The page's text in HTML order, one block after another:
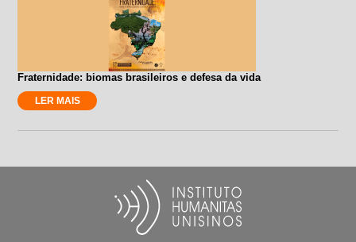
Fraternidade: biomas brasileiros e defesa da vida
LER MAIS